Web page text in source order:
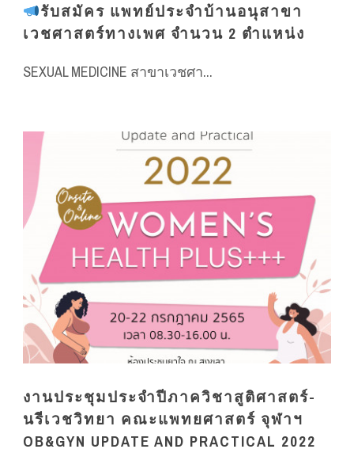
รับสมัคร แพทย์ประจำบ้านอนุสาขา
เวชศาสตร์ทางเพศ จำนวน 2 ตำแหน่ง
SEXUAL MEDICINE สาขาเวชศา...
งานประชุมประจำปีภาควิชาสูติศาสตร์-
นรีเวชวิทยา คณะแพทยศาสตร์ จุฬาฯ
OB&GYN UPDATE AND PRACTICAL 2022